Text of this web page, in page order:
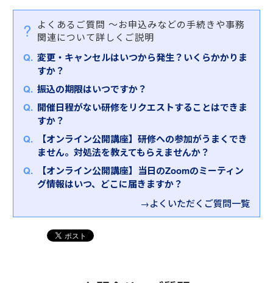
なマインド面を学んでいただけるのも特徴です。そ
の上で、人事、総務、財務、法務の各専門性に応じ
て、実践に必要なスキルの習得とレベルアップを多
※インソース公開講座はオンラインでも開催しており
ます
インソースオンライン公開講座
②総務・ＩＲ・秘書業務に関するスキル向上を図る
研修
総務としての庶務・管理業務の基本や、ＩＲに求め
られる社内外の情報の取り扱い方、秘書に必要なプ
ロ意識などを学びます。
③経理・財務に関するスキル向上を図る研修
日々の経理・財務に関する業務から、経営数字の分
析・管理に至るまで、会社の数字に関わる知識・ス
キルを広く身につけます。
④経営・監査に関するスキル向上を図る研修
会社法の原理・原則をふまえ、コーポレートガバナ
ンスや内部統制について体系的に理解し、体制の充
お客さまのご受講の目的に合わせて、ラインナップ
方
・人事給与業務に係る知識を身に付けたい方
はじめて人事給与事務に携わる方を対象に、人事給
与事務の基礎知識から基本動作まで学びます。
普段自動計算ソフトをお使いの方も、法令や用語の
意味を知っていれば、ミスや手戻りがなくなり業務
に自信が持てるようになります。
本研修では、最新の法令を用いながら基本事項を押
さえるとともに、人事給与担当者としての心構えか
ら仕事をうまく進める勘所まで学んでいただきま
す。
・はじめて人事採用事務に携わる方
・人事採用事務の経験があり改めて基本を学びたい
方
・人事採用業務に係る知識を身に付けたい方
本研修では、人事採用事務の基礎知識から基本動作
まで学びます。現場ですぐに使える各業務のポイン
トを学ぶだけでなく、今後採用業務に取り組むうえ
で役に立つ基本姿勢や目線を上げた考え方まで持ち
帰っていただける内容です。
プレゼンテーションのポイントを学べる研修の2テー
マをご用意しております。
得のための準備ができるようになる「採用担当者向
け研修～自社の魅力を伝え、欲しい人材を獲得する
」をおすすめします。
【対象者】
・人事・採用担当の方
・リクルーターの方
【研修内容・特徴】
近年、採用市場は激化しており、「自社がほしい人
課題となっています。本研修では、自社へ入社しても
らうために行うべきことを考えるとともに、「自社
の魅力」と「自社の求める人材」について考えてい
よくあるご質問 ～お申込みなどの手続きや事務
関連について詳しくご説明
変更・キャンセルはいつから発生？いくらかかりま
すか？
振込の期限はいつですか？
開催日程がない研修をリクエストすることはできま
すか？
【オンライン公開講座】研修への参加がうまくでき
ません。対処法を教えてもらえませんか？
【オンライン公開講座】当日のZoomのミーティン
グ情報はいつ、どこに届きますか？
→よくいただくご質問一覧